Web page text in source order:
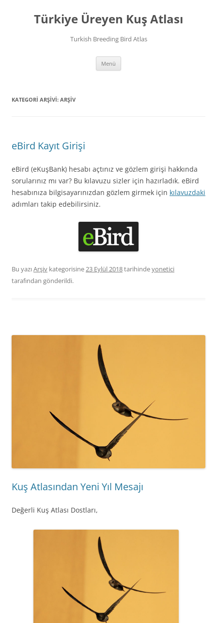
Türkiye Üreyen Kuş Atlası
Turkish Breeding Bird Atlas
Menü
KATEGORI ARŞIVI: ARŞIV
eBird Kayıt Girişi
eBird (eKuşBank) hesabı açtınız ve gözlem girişi hakkında
sorularınız mı var? Bu kılavuzu sizler için hazırladık. eBird
hesabınıza bilgisayarınızdan gözlem girmek için kılavuzdaki
adımları takip edebilirsiniz.
Bu yazıArşiv kategorisine23 Eylül 2018tarihindeyonetici
tarafından gönderildi.
Kuş Atlasından Yeni Yıl Mesajı
Değerli Kuş Atlası Dostları,